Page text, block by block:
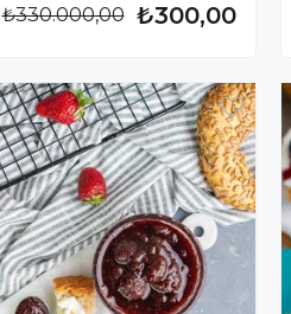
₺300,00
₺330.000,00